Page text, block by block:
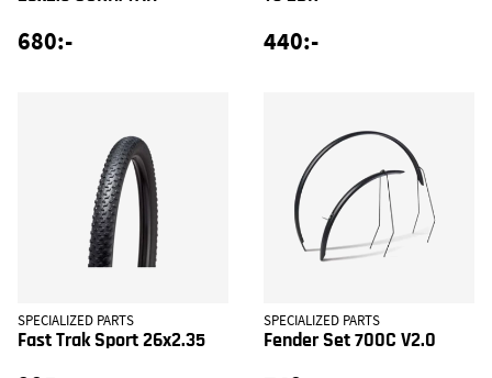
680:- 440:-
SPECIALIZED PARTS
Fast Trak Sport 26x2.35
SPECIALIZED PARTS
Fender Set 700C V2.0